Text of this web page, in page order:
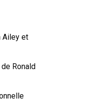
Ailey et
de Ronald